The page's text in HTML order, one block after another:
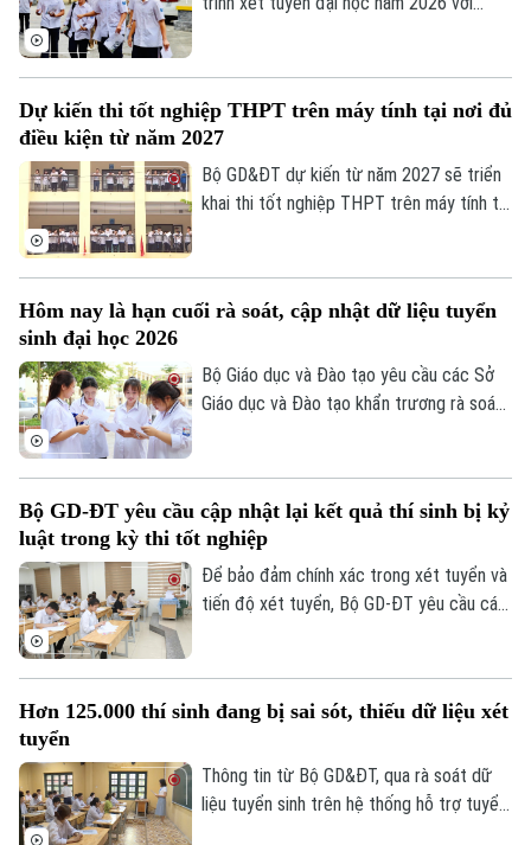
Chuyên mục
Thời sự
Hà Nội
Hà Nội
danh sách thí sinh trúng tuyển và phải
công bố điểm chuẩn trước 17 giờ ngày
13/8.
Dự kiến thi tốt nghiệp THPT trên máy tính tại nơi đủ
điều kiện từ năm 2027
Bộ GD&ĐT dự kiến từ năm 2027 sẽ triển
khai thi tốt nghiệp THPT trên máy tính tại
Hôm nay là hạn cuối rà soát, cập nhật dữ liệu tuyển
sinh đại học 2026
Bộ Giáo dục và Đào tạo yêu cầu các Sở
Giáo dục và Đào tạo khẩn trương rà soát,
(24/7/2026). Các điểm tiếp nhận hồ sơ
được yêu cầu tuyệt đối không để chậm
muộn hoặc bỏ sót đơn thư của thí sinh.
Bộ GD-ĐT yêu cầu cập nhật lại kết quả thí sinh bị kỷ
luật trong kỳ thi tốt nghiệp
Để bảo đảm chính xác trong xét tuyển và
tiến độ xét tuyển, Bộ GD-ĐT yêu cầu các
tuyển sinh chung đối với thi sinh.
Hơn 125.000 thí sinh đang bị sai sót, thiếu dữ liệu xét
tuyển
Thông tin từ Bộ GD&ĐT, qua rà soát dữ
liệu tuyển sinh trên hệ thống hỗ trợ tuyển